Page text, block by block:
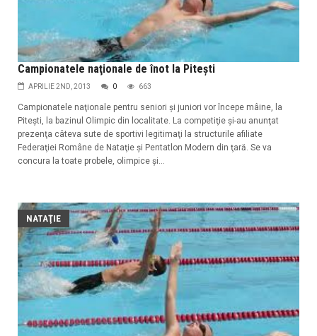
Campionatele naţionale de înot la Piteşti
APRILIE 2ND, 2013 0 663
Campionatele naţionale pentru seniori şi juniori vor începe mâine, la
Piteşti, la bazinul Olimpic din localitate. La competiţie şi-au anunţat
prezenţa câteva sute de sportivi legitimaţi la structurile afiliate
Federaţiei Române de Nataţie şi Pentatlon Modern din ţară. Se va
concura la toate probele, olimpice şi...
NATAŢIE